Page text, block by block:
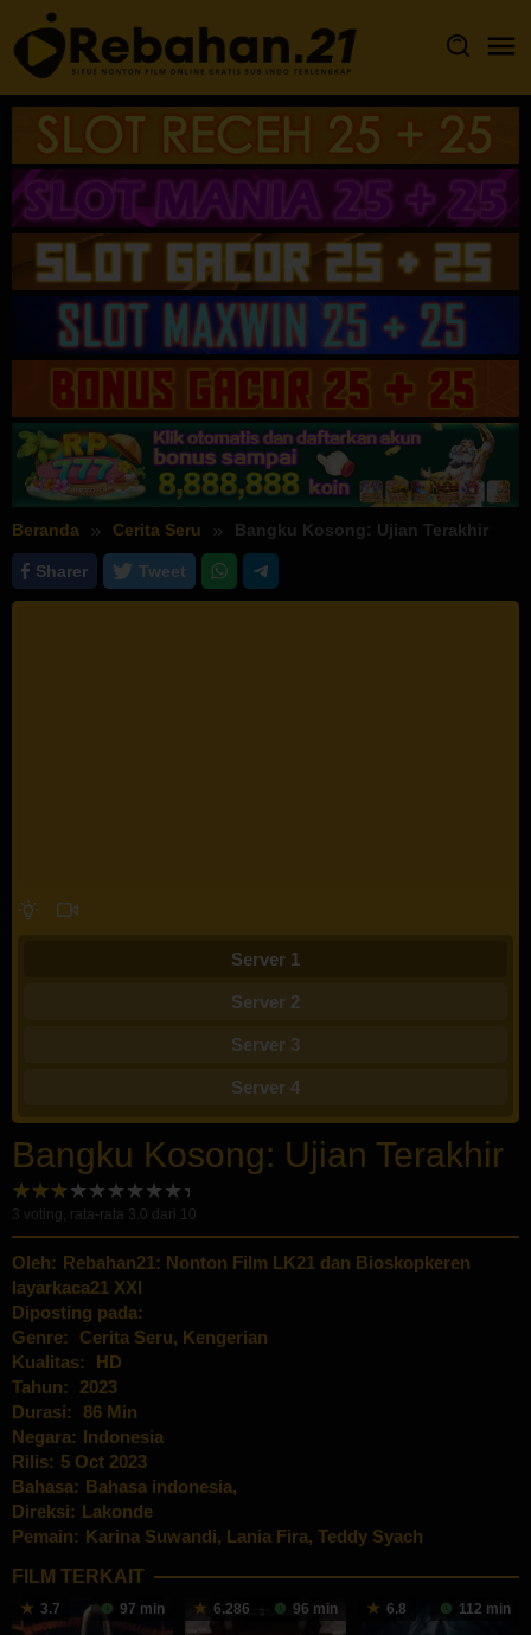
Loncat
ke
konten
Beranda Cerita Seru Bangku Kosong: Ujian Terakhir
Sharer Tweet
Server 1
Server 2
Server 3
Server 4
Bangku Kosong: Ujian Terakhir
3 voting, rata-rata 3.0 dari 10
Oleh: Rebahan21: Nonton Film LK21 dan Bioskopkeren
layarkaca21 XXI
Diposting pada:
Genre:
Cerita Seru, Kengerian
Kualitas:
HD
Tahun:
2023
Durasi: 86 Min
Negara: Indonesia
Rilis: 5 Oct 2023
Bahasa: Bahasa indonesia,
Direksi: Lakonde
Pemain: Karina Suwandi, Lania Fira, Teddy Syach
FILM TERKAIT
3.7 97 min 6.286 96 min 6.8 112 min